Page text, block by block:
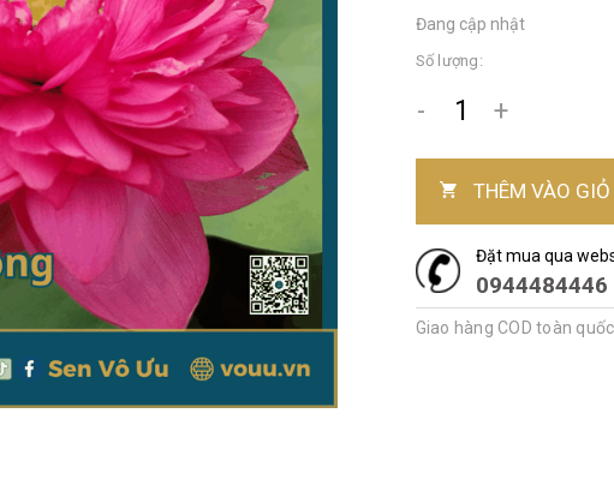
Đang cập nhật
Số lượng:
- +
THÊM VÀO
Đặt mua qua
0944484446
Giao hàng COD toàn quốc